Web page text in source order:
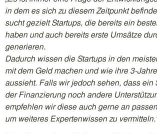
in dem es sich zu diesem Zeitpunkt
sucht gezielt Startups, die bereits ein
haben und auch bereits erste Umsätze
generieren.
Dadurch wissen die Startups in den
mit dem Geld machen und wie ihre 3-
aussieht. Falls wir jedoch sehen, dass ein
der Finanzierung noch andere
empfehlen wir diese auch gerne an
um weiteres Expertenwissen zu